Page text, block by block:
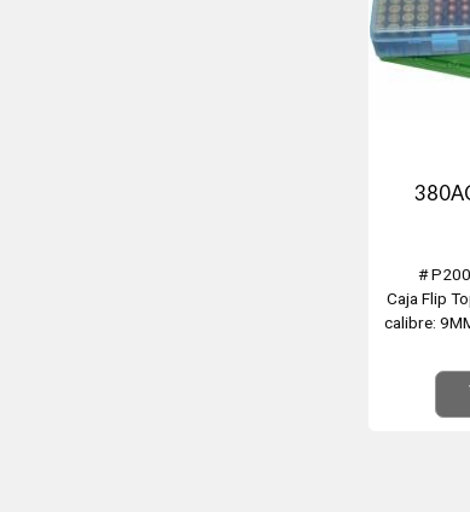
#
Caja Flip
calibre: